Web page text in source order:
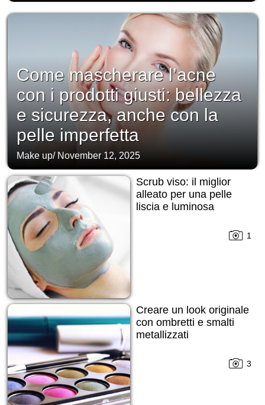
Come mascherare l’acne
con i prodotti giusti: bellezza
e sicurezza, anche con la
pelle imperfetta
Make up/ November 12, 2025
Scrub viso: il miglior
alleato per una pelle
liscia e luminosa
1
Creare un look originale
con ombretti e smalti
metallizzati
3